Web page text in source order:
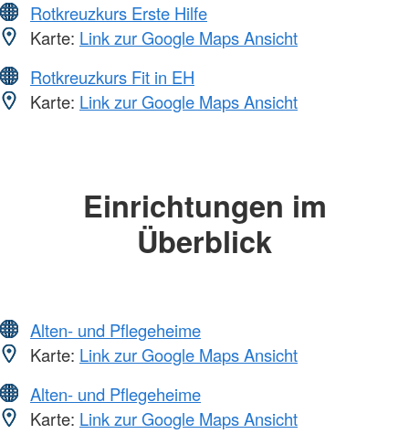
Rotkreuzkurs Erste Hilfe
Karte: Link zur Google Maps Ansicht
Rotkreuzkurs Fit in EH
Karte: Link zur Google Maps Ansicht
Einrichtungen im
Überblick
Alten- und Pflegeheime
Karte: Link zur Google Maps Ansicht
Alten- und Pflegeheime
Karte: Link zur Google Maps Ansicht